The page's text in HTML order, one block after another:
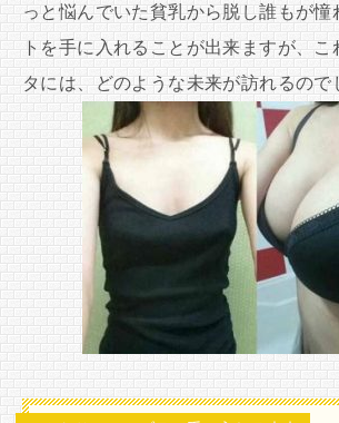
っと悩んでいた貧乳から脱し誰もが憧
トを手に入れることが出来ますが、こ
タには、どのような未来が訪れるので